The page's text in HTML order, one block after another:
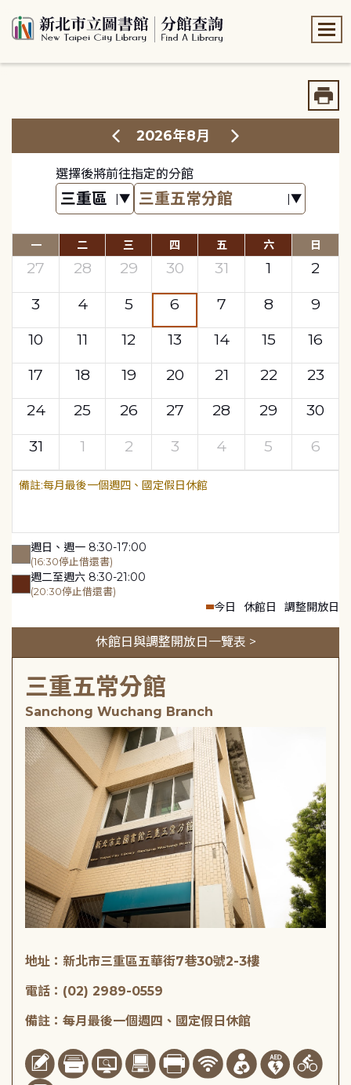
2026年8月
選擇後將前往指定的分館
一 二 三 四 五 六 日
27 28 29 30 31 1
2
3
4 5 6 7 8
9
10
11 12 13 14 15
16
17
18 19 20 21 22
23
24
25 26 27 28 29
30
31
1 2 3 4 5 6
每月最後一個週四、國定假日休館
週日、週一 8:30-17:00
(16:30停止借還書)
週二至週六 8:30-21:00
(20:30停止借還書)
今日 休館日 調整開放日
休館日與調整開放日一覽表 >
三重五常分館
Sanchong Wuchang Branch
地址：新北市三重區五華街7巷30號2-3樓
電話：(02) 2989-0559
備註：每月最後一個週四、國定假日休館